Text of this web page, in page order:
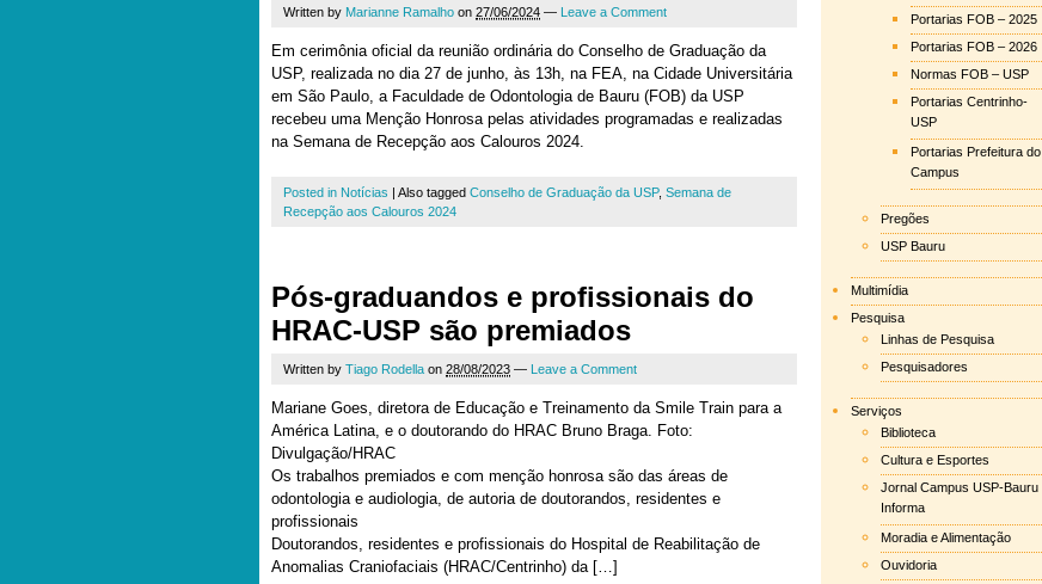
Written by Marianne Ramalho on 27/06/2024 — Leave a Comment
Em cerimônia oficial da reunião ordinária do Conselho de Graduação da
USP, realizada no dia 27 de junho, às 13h, na FEA, na Cidade Universitária
em São Paulo, a Faculdade de Odontologia de Bauru (FOB) da USP
recebeu uma Menção Honrosa pelas atividades programadas e realizadas
na Semana de Recepção aos Calouros 2024.
Posted in Notícias | Also tagged Conselho de Graduação da USP, Semana de
Recepção aos Calouros 2024
Pós-graduandos e profissionais do
HRAC-USP são premiados
Written by Tiago Rodella on 28/08/2023 — Leave a Comment
Mariane Goes, diretora de Educação e Treinamento da Smile Train para a
América Latina, e o doutorando do HRAC Bruno Braga. Foto:
Divulgação/HRAC
Os trabalhos premiados e com menção honrosa são das áreas de
odontologia e audiologia, de autoria de doutorandos, residentes e
profissionais
Doutorandos, residentes e profissionais do Hospital de Reabilitação de
Anomalias Craniofaciais (HRAC/Centrinho) da […]
Portarias FOB – 2025
Portarias FOB – 2026
Normas FOB – USP
Portarias Centrinho-
USP
Portarias Prefeitura do
Campus
Pregões
USP Bauru
Multimídia
Pesquisa
Linhas de Pesquisa
Pesquisadores
Serviços
Biblioteca
Cultura e Esportes
Jornal Campus USP-Bauru
Informa
Moradia e Alimentação
Ouvidoria